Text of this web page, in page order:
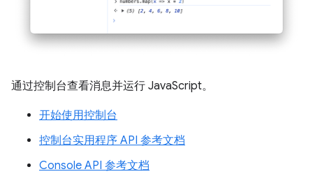
通过控制台查看消息并运行 JavaScript。
开始使用控制台
控制台实用程序 API 参考文档
Console API 参考文档